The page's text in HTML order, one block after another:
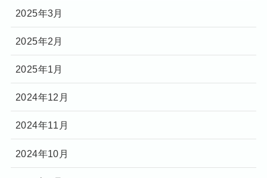
2025年3月
2025年2月
2025年1月
2024年12月
2024年11月
2024年10月